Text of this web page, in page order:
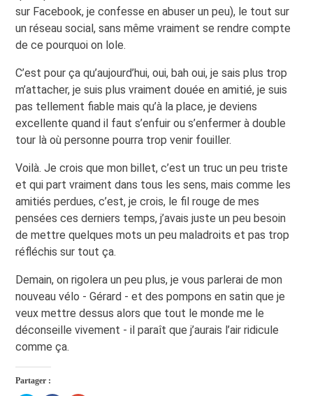
sur Facebook, je confesse en abuser un peu), le tout sur
un réseau social, sans même vraiment se rendre compte
de ce pourquoi on lole.
C’est pour ça qu’aujourd’hui, oui, bah oui, je sais plus trop
m’attacher, je suis plus vraiment douée en amitié, je suis
pas tellement fiable mais qu’à la place, je deviens
excellente quand il faut s’enfuir ou s’enfermer à double
tour là où personne pourra trop venir fouiller.
Voilà. Je crois que mon billet, c’est un truc un peu triste
et qui part vraiment dans tous les sens, mais comme les
amitiés perdues, c’est, je crois, le fil rouge de mes
pensées ces derniers temps, j’avais juste un peu besoin
de mettre quelques mots un peu maladroits et pas trop
réfléchis sur tout ça.
Demain, on rigolera un peu plus, je vous parlerai de mon
nouveau vélo - Gérard - et des pompons en satin que je
veux mettre dessus alors que tout le monde me le
déconseille vivement - il paraît que j’aurais l’air ridicule
comme ça.
Partager :